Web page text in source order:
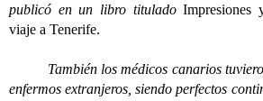
publicó en un libro tituladoImpresiones
viaje a Tenerife.
También los médicos canarios
enfermos extranjeros, siendo perfectos